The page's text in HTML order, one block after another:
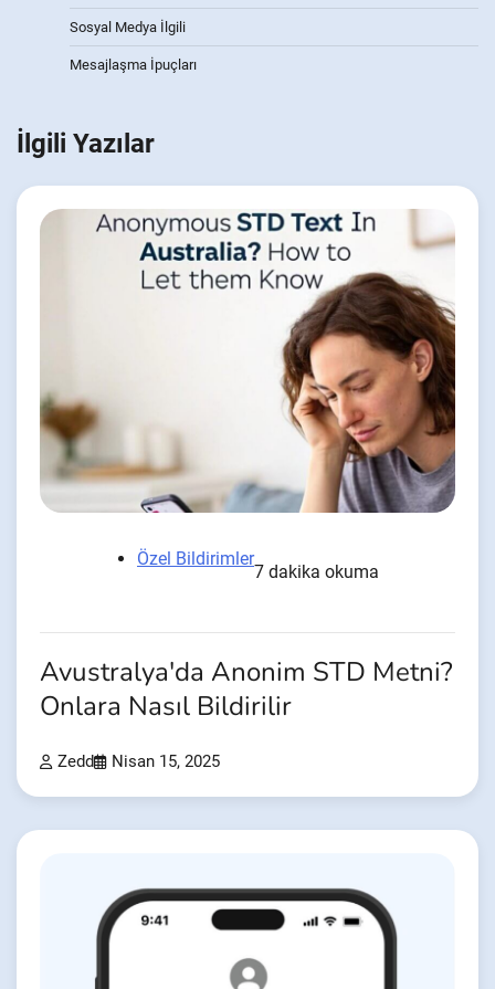
Sosyal Medya İlgili
Mesajlaşma İpuçları
İlgili Yazılar
Özel Bildirimler
7 dakika okuma
Avustralya'da Anonim STD Metni?
Onlara Nasıl Bildirilir
Zedd Nisan 15, 2025